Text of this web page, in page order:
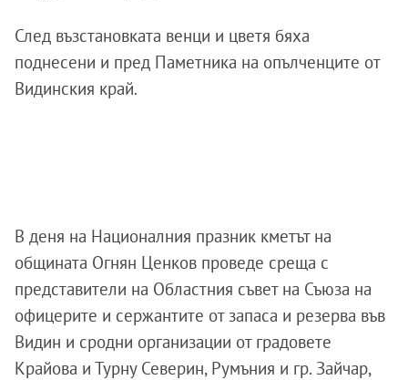
След възстановката венци и цветя бяха
поднесени и пред Паметника на опълченците от
Видинския край.
В деня на Националния празник кметът на
общината Огнян Ценков проведе среща с
представители на Областния съвет на Съюза на
офицерите и сержантите от запаса и резерва във
Видин и сродни организации от градовете
Крайова и Турну Северин, Румъния и гр. Зайчар,